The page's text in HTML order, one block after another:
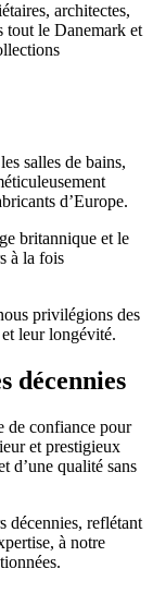
architectes,
tout le Danemark et
salles de bains,
d’Europe.
britannique et le
à la fois
privilégions des
leur longévité.
décennies
de confiance pour
et prestigieux
d’une qualité sans
décennies, reflétant
à notre